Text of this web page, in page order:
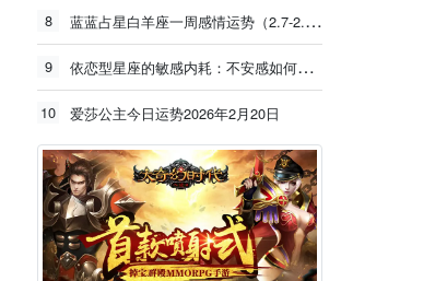
8 蓝蓝占星白羊座一周感情运势（2.7-2.13）
9 依恋型星座的敏感内耗：不安感如何让你反复自我拉扯？
10 爱莎公主今日运势2026年2月20日